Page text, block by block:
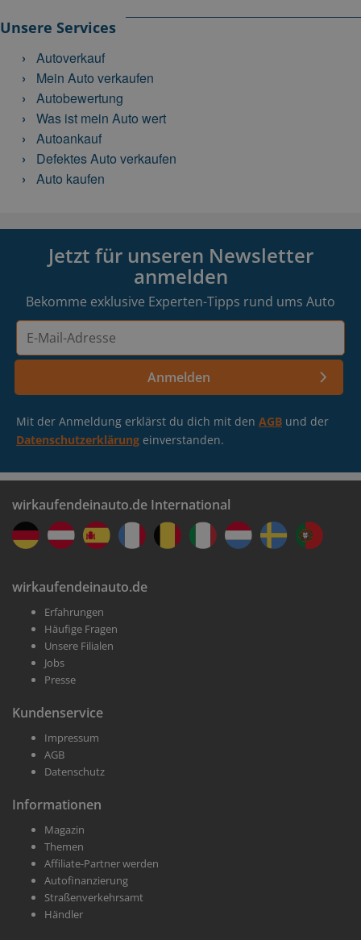
Unsere Services
Autoverkauf
Mein Auto verkaufen
Autobewertung
Was ist mein Auto wert
Autoankauf
Defektes Auto verkaufen
Auto kaufen
Jetzt für unseren Newsletter
anmelden
Bekomme exklusive Experten-Tipps rund ums Auto
Adresse
Anmelden
Mit der Anmeldung erklärst du dich mit den AGB und der
Datenschutzerklärung einverstanden.
wirkaufendeinauto.de International
wirkaufendeinauto.de
Erfahrungen
Häufige Fragen
Unsere Filialen
Jobs
Presse
Kundenservice
Impressum
AGB
Datenschutz
Informationen
Magazin
Themen
Affiliate-Partner werden
Autofinanzierung
Straßenverkehrsamt
Händler